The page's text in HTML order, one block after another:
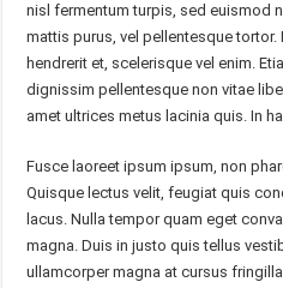
nisl fermentum turpis, sed euismod
mattis purus, vel pellentesque
hendrerit et, scelerisque vel enim.
dignissim pellentesque non vitae
amet ultrices metus lacinia quis. In
Fusce laoreet ipsum ipsum, non
Quisque lectus velit, feugiat quis
lacus. Nulla tempor quam eget
magna. Duis in justo quis tellus
ullamcorper magna at cursus